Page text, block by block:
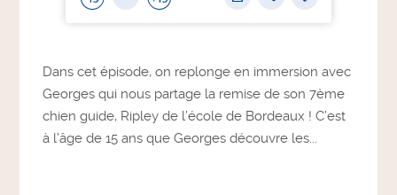
Dans cet épisode, on replonge en immersion avec
Georges qui nous partage la remise de son 7ème
chien guide, Ripley de l’école de Bordeaux ! C’est
à l’âge de 15 ans que Georges découvre les...